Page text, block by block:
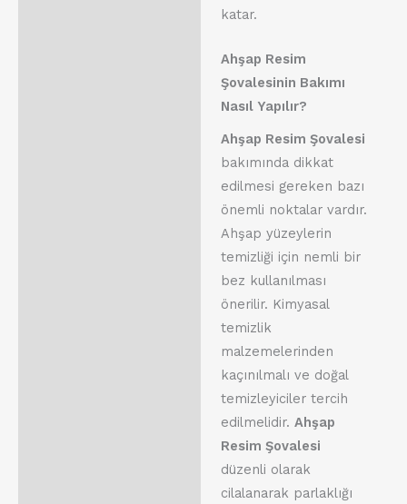
katar.
Ahşap Resim
Şovalesinin Bakımı
Nasıl Yapılır?
Ahşap Resim Şovalesi
bakımında dikkat
edilmesi gereken bazı
önemli noktalar vardır.
Ahşap yüzeylerin
temizliği için nemli bir
bez kullanılması
önerilir. Kimyasal
temizlik
malzemelerinden
kaçınılmalı ve doğal
temizleyiciler tercih
edilmelidir. Ahşap
Resim Şovalesi
düzenli olarak
cilalanarak parlaklığı